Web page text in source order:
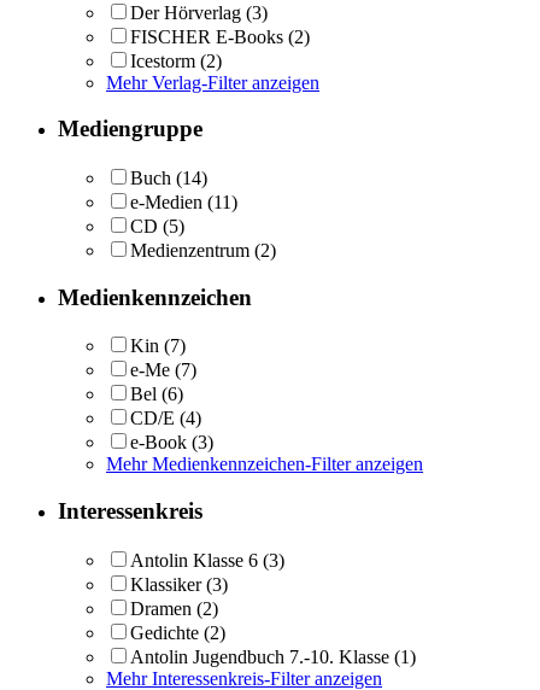
Der Hörverlag (3)
FISCHER E-Books (2)
Icestorm (2)
Mehr Verlag-Filter anzeigen
Mediengruppe
Buch (14)
e-Medien (11)
CD (5)
Medienzentrum (2)
Medienkennzeichen
Kin (7)
e-Me (7)
Bel (6)
CD/E (4)
e-Book (3)
Mehr Medienkennzeichen-Filter anzeigen
Interessenkreis
Antolin Klasse 6 (3)
Klassiker (3)
Dramen (2)
Gedichte (2)
Antolin Jugendbuch 7.-10. Klasse (1)
Mehr Interessenkreis-Filter anzeigen